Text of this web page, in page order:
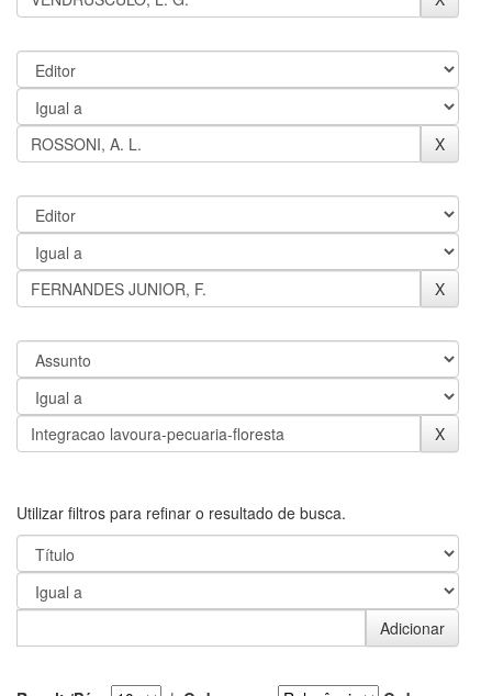
Utilizar filtros para refinar o resultado de busca.